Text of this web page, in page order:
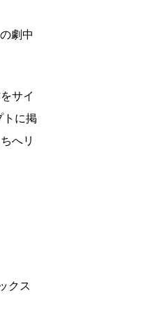
劇中
サイ
トに掲
へリ
クス